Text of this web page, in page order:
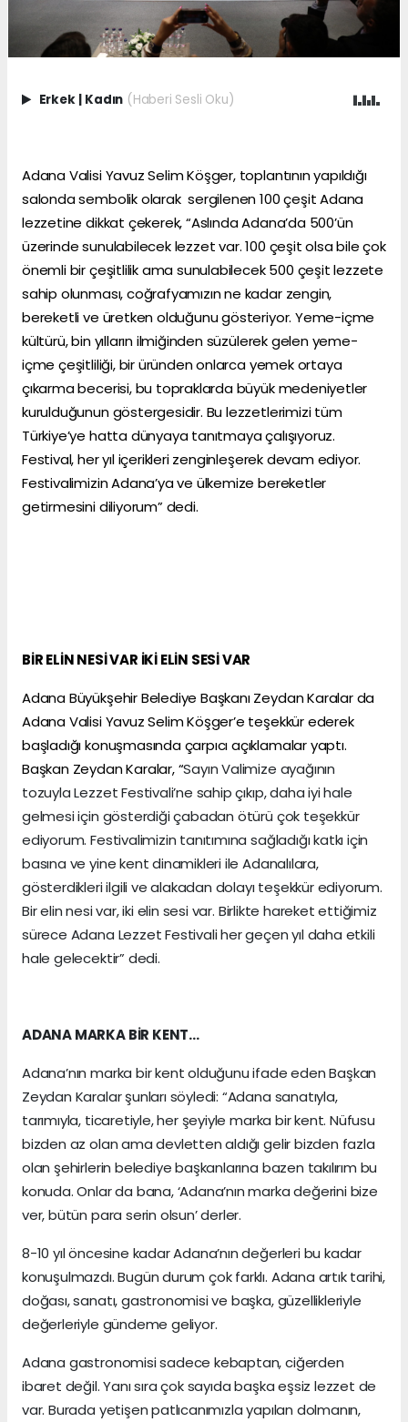
Erkek | Kadın (Haberi Sesli Oku)
Adana Valisi Yavuz Selim Köşger, toplantının yapıldığı
salonda sembolik olarak sergilenen 100 çeşit Adana
lezzetine dikkat çekerek, “Aslında Adana’da 500’ün
üzerinde sunulabilecek lezzet var. 100 çeşit olsa bile çok
önemli bir çeşitlilik ama sunulabilecek 500 çeşit lezzete
sahip olunması, coğrafyamızın ne kadar zengin,
bereketli ve üretken olduğunu gösteriyor. Yeme-içme
kültürü, bin yılların ilmiğinden süzülerek gelen yeme-
içme çeşitliliği, bir üründen onlarca yemek ortaya
çıkarma becerisi, bu topraklarda büyük medeniyetler
kurulduğunun göstergesidir. Bu lezzetlerimizi tüm
Türkiye’ye hatta dünyaya tanıtmaya çalışıyoruz.
Festival, her yıl içerikleri zenginleşerek devam ediyor.
Festivalimizin Adana’ya ve ülkemize bereketler
getirmesini diliyorum” dedi.
BİR ELİN NESİ VAR İKİ ELİN SESİ VAR
Adana Büyükşehir Belediye Başkanı Zeydan Karalar da
Adana Valisi Yavuz Selim Köşger’e teşekkür ederek
başladığı konuşmasında çarpıcı açıklamalar yaptı.
Başkan Zeydan Karalar, “Sayın Valimize ayağının
tozuyla Lezzet Festivali’ne sahip çıkıp, daha iyi hale
gelmesi için gösterdiği çabadan ötürü çok teşekkür
ediyorum. Festivalimizin tanıtımına sağladığı katkı için
basına ve yine kent dinamikleri ile Adanalılara,
gösterdikleri ilgili ve alakadan dolayı teşekkür ediyorum.
Bir elin nesi var, iki elin sesi var. Birlikte hareket ettiğimiz
sürece Adana Lezzet Festivali her geçen yıl daha etkili
hale gelecektir” dedi.
ADANA MARKA BİR KENT…
Adana’nın marka bir kent olduğunu ifade eden Başkan
Zeydan Karalar şunları söyledi: “Adana sanatıyla,
tarımıyla, ticaretiyle, her şeyiyle marka bir kent. Nüfusu
bizden az olan ama devletten aldığı gelir bizden fazla
olan şehirlerin belediye başkanlarına bazen takılırım bu
konuda. Onlar da bana, ‘Adana’nın marka değerini bize
ver, bütün para serin olsun’ derler.
8-10 yıl öncesine kadar Adana’nın değerleri bu kadar
konuşulmazdı. Bugün durum çok farklı. Adana artık tarihi,
doğası, sanatı, gastronomisi ve başka, güzellikleriyle
değerleriyle gündeme geliyor.
Adana gastronomisi sadece kebaptan, ciğerden
ibaret değil. Yanı sıra çok sayıda başka eşsiz lezzet de
var. Burada yetişen patlıcanımızla yapılan dolmanın,